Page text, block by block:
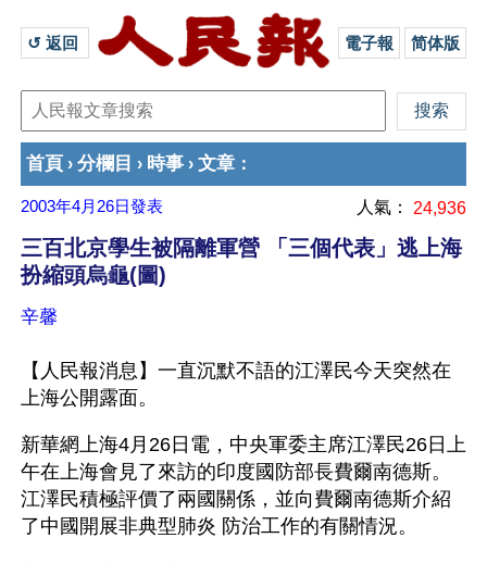
↺ 返回 電子報 简体版
首頁 › 分欄目 › 時事 › 文章 ：
2003年4月26日發表 人氣： 24,936
三百北京學生被隔離軍營 「三個代表」逃上海
扮縮頭烏龜(圖)
辛馨
【人民報消息】一直沉默不語的江澤民今天突然在
上海公開露面。
新華網上海4月26日電，中央軍委主席江澤民26日上
午在上海會見了來訪的印度國防部長費爾南德斯。
江澤民積極評價了兩國關係，並向費爾南德斯介紹
了中國開展非典型肺炎 防治工作的有關情況。